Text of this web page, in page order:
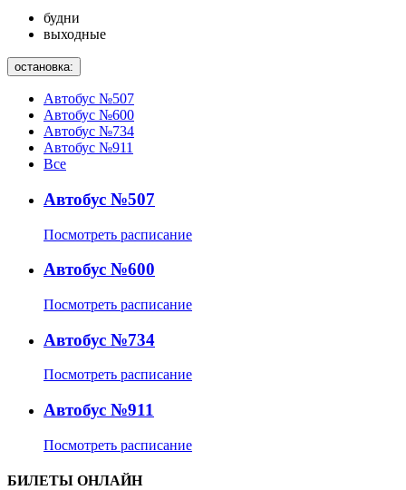
будни
выходные
остановка:
Автобус №507
Автобус №600
Автобус №734
Автобус №911
Все
Автобус №507
Посмотреть расписание
Автобус №600
Посмотреть расписание
Автобус №734
Посмотреть расписание
Автобус №911
Посмотреть расписание
БИЛЕТЫ ОНЛАЙН